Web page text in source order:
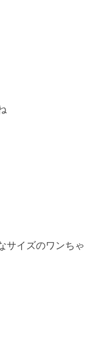
サイズのワンちゃ